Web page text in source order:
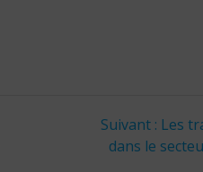
Suivant : Article
Les
dans le